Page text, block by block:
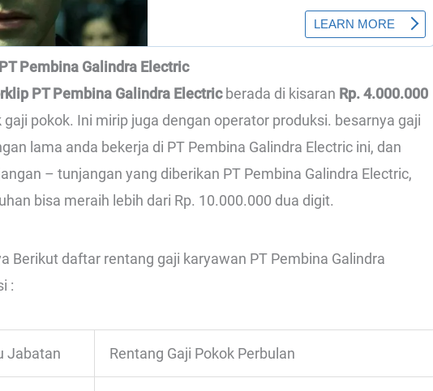
Pembina Galindra Electric
PT Pembina Galindra Electricberada di kisaran Rp. 4.000.000
gaji pokok. Ini mirip juga dengan operator produksi. besarnya gaji
lama anda bekerja di PT Pembina Galindra Electric ini, dan
– tunjangan yang diberikan PT Pembina Galindra Electric,
bisa meraih lebih dari Rp. 10.000.000 dua digit.
Berikut daftar rentang gaji karyawan PT Pembina Galindra
:
Jabatan Rentang Gaji Pokok Perbulan